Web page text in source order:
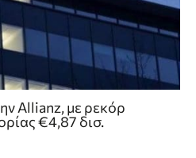
Allianz, με ρεκόρ
€4,87 δισ.